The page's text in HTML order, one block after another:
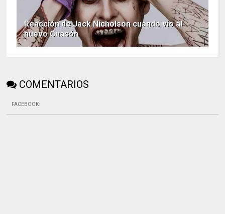
Reacción de Jack Nicholson cuando vio al
nuevo Guasón
COMENTARIOS
FACEBOOK: